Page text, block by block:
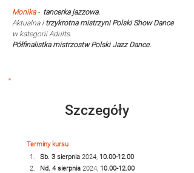
Monika - tancerka jazzowa.
Aktualna i trzykrotna mistrzyni Polski Show Dance
w kategorii Adults.
Półfinalistka mistrzostw Polski Jazz Dance.
Szczegóły
Terminy kursu
Sb. 3 sierpnia 2024, 10.00-12.00
Nd. 4 sierpnia 2024, 10.00-12.00